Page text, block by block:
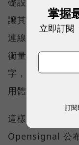
讓其在人潮聚集
連線，即無法轉
衡量「好網路」
字，轉向任何時
用體驗。
這樣的轉變，也
Opensignal 公
掌握
立即訂閱
訂